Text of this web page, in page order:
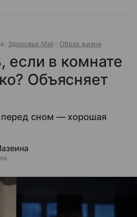
Здоровье Mail Образ жизни
если в комнате
Объясняет
сном — хорошая